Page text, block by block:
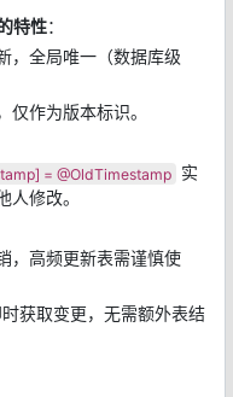
特性：
，全局唯一（数据库级
仅作为版本标识。
= @OldTimestamp
实
人修改。
，高频更新表需谨慎使
获取变更，无需额外表结